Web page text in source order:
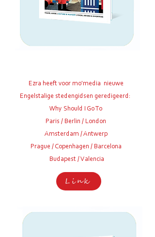
Ezra heeft voor mo'media nieuwe
Engelstalige stedengidsen geredigeerd:
Why Should I Go To
Paris / Berlin / London
Amsterdam / Antwerp
Prague / Copenhagen / Barcelona
Budapest / Valencia
Link